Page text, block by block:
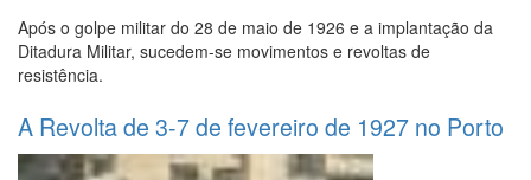
Após o golpe militar do 28 de maio de 1926 e a implantação da
Ditadura Militar, sucedem-se movimentos e revoltas de
resistência.
A Revolta de 3-7 de fevereiro de 1927 no Porto